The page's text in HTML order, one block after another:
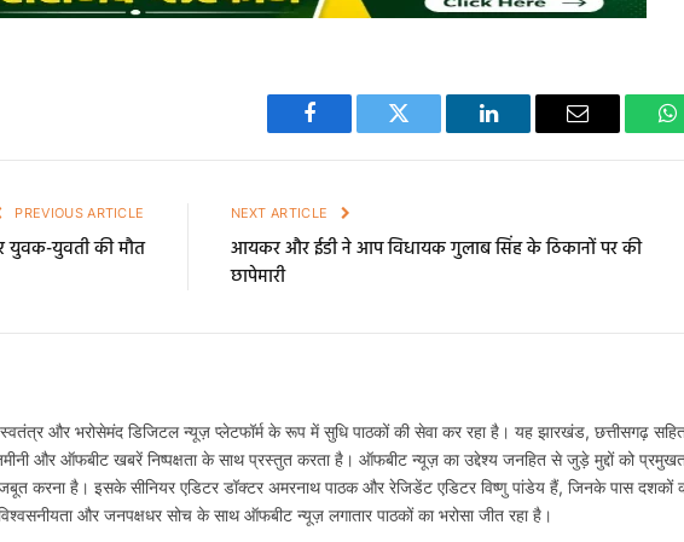
Facebook Twitter LinkedIn Email
PREVIOUS ARTICLE
युवक-युवती की मौत
NEXT ARTICLE
आयकर और ईडी ने आप विधायक गुलाब सिंह के ठिकानों पर की
छापेमारी
और भरोसेमंद डिजिटल न्यूज़ प्लेटफॉर्म के रूप में सुधि पाठकों की सेवा कर रहा है। यह झारखंड, छत्तीसगढ़
और ऑफबीट खबरें निष्पक्षता के साथ प्रस्तुत करता है। ऑफबीट न्यूज़ का उद्देश्य जनहित से जुड़े मुद्दों को
करना है। इसके सीनियर एडिटर डॉक्टर अमरनाथ पाठक और रेजिडेंट एडिटर विष्णु पांडेय हैं, जिनके पास दशकों
और जनपक्षधर सोच के साथ ऑफबीट न्यूज़ लगातार पाठकों का भरोसा जीत रहा है।